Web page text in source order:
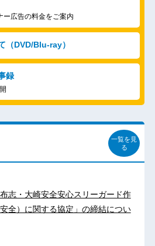
ー広告の料金をご案内
（DVD/Blu-ray）
録
一覧を見
る
志・大崎安全安心スリーガード作
全）に関する協定」の締結につい